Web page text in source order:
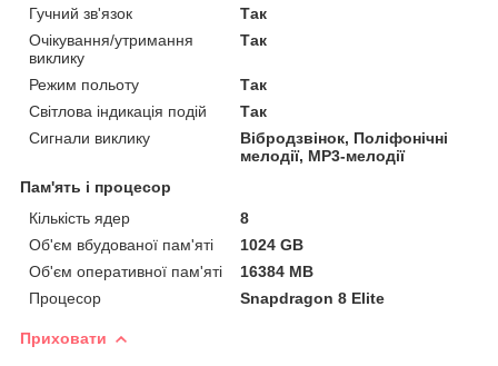
Гучний зв'язок
Так
Очікування/утримання
виклику
Так
Режим польоту
Так
Світлова індикація подій
Так
Сигнали виклику
Вібродзвінок, Поліфонічні
мелодії, MP3-мелодії
Пам'ять і процесор
Кількість ядер
8
Об'єм вбудованої пам'яті
1024 GB
Об'єм оперативної пам'яті
16384 MB
Процесор
Snapdragon 8 Elite
Приховати